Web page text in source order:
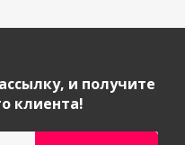
и получите
клиента!